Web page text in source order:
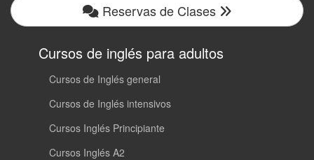
Reservas de Clases
Cursos de inglés para adultos
Cursos de Inglés general
Cursos de Inglés intensivos
Cursos Inglés Principiante
Cursos Inglés A2